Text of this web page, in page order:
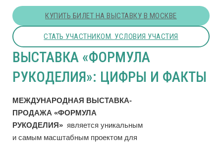
КУПИТЬ БИЛЕТ НА ВЫСТАВКУ В МОСКВЕ
СТАТЬ УЧАСТНИКОМ. УСЛОВИЯ УЧАСТИЯ
ВЫСТАВКА «ФОРМУЛА
РУКОДЕЛИЯ»: ЦИФРЫ И ФАКТЫ
МЕЖДУНАРОДНАЯ ВЫСТАВКА-
ПРОДАЖА «ФОРМУЛА
РУКОДЕЛИЯ»является уникальным
и самым масштабным проектом для